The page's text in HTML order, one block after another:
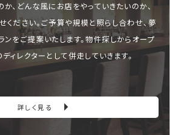
、どんな風にお店をやっていきたいのか、
ださい。ご予算や規模と照らし合わせ、夢
をご提案いたします。物件探しからオープ
ィレクターとして併走していきます。
詳しく見る